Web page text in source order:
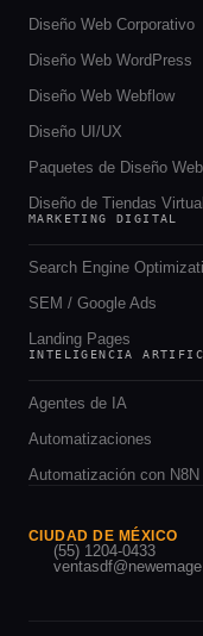
Diseño Web Corporativo
Diseño Web WordPress
Diseño Web Webflow
Diseño UI/UX
Paquetes de Diseño Web
Diseño de Tiendas
MARKETING DIGITAL
Search Engine
SEM / Google Ads
Landing Pages
INTELIGENCIA
Agentes de IA
Automatizaciones
Automatización con N8N
CIUDAD DE MÉXICO
(55) 1204-0433